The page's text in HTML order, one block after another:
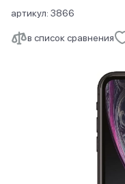
в список сравнения
артикул: 3866